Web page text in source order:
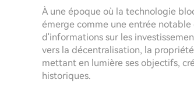
À une époque où la technologie
émerge comme une entrée
d'informations sur les
vers la décentralisation, la
mettant en lumière ses objectifs,
historiques.